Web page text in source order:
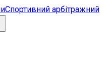
Спортивний арбітражний